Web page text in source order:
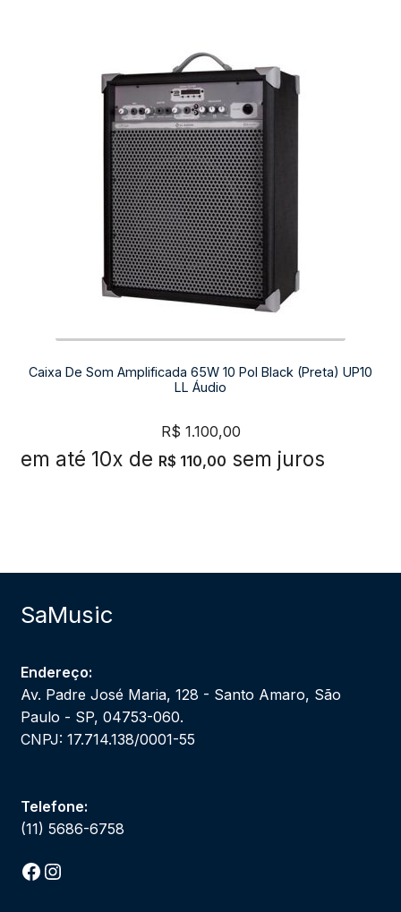
Caixa De Som Amplificada 65W 10 Pol Black (Preta) UP10
LL Áudio
R$ 1.100,00
em até 10x de R$ 110,00 sem juros
SaMusic
Endereço:
Av. Padre José Maria, 128 - Santo Amaro, São
Paulo - SP, 04753-060.
CNPJ: 17.714.138/0001-55
Telefone:
(11) 5686-6758
Facebook
Instagram